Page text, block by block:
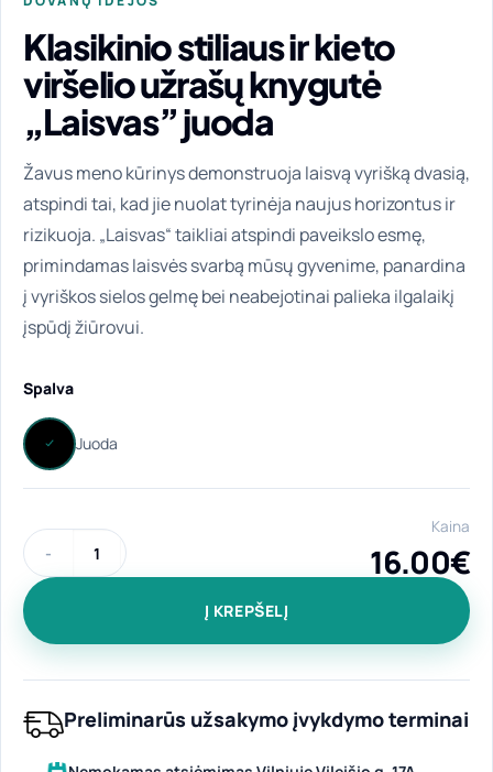
Klasikinio stiliaus ir kieto
viršelio užrašų knygutė
„Laisvas” juoda
Žavus meno kūrinys demonstruoja laisvą vyrišką dvasią,
atspindi tai, kad jie nuolat tyrinėja naujus horizontus ir
rizikuoja. „Laisvas“ taikliai atspindi paveikslo esmę,
primindamas laisvės svarbą mūsų gyvenime, panardina
į vyriškos sielos gelmę bei neabejotinai palieka ilgalaikį
įspūdį žiūrovui.
Spalva
produkto kiekis: Klasikinio stiliaus ir kieto viršelio užrašų
Kaina
16.00€
Į KREPŠELĮ
Preliminarūs užsakymo įvykdymo terminai